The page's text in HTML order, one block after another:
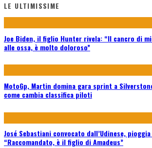
LE ULTIMISSIME
Joe Biden, il figlio Hunter rivela: “Il cancro di
alle ossa, è molto doloroso”
MotoGp, Martin domina gara sprint a
come cambia classifica piloti
José Sebastiani convocato dall’Udinese,
“Raccomandato, è il figlio di Amadeus”